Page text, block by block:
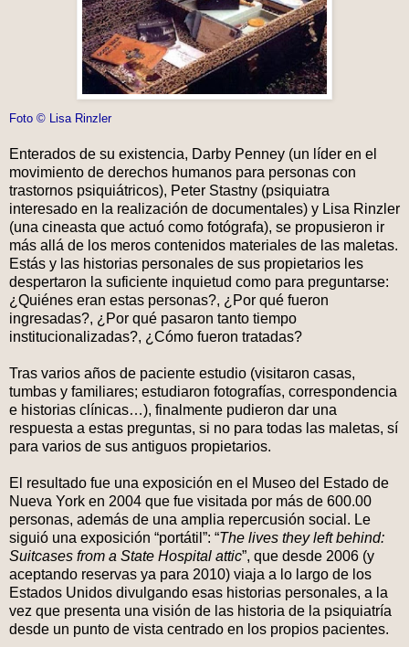
Foto © Lisa Rinzler
Enterados de su existencia, Darby Penney (un líder en el
movimiento de derechos humanos para personas con
trastornos psiquiátricos), Peter Stastny (psiquiatra
interesado en la realización de documentales) y Lisa Rinzler
(una cineasta que actuó como fotógrafa), se propusieron ir
más allá de los meros contenidos materiales de las maletas.
Estás y las historias personales de sus propietarios les
despertaron la suficiente inquietud como para preguntarse:
¿Quiénes eran estas personas?, ¿Por qué fueron
ingresadas?, ¿Por qué pasaron tanto tiempo
institucionalizadas?, ¿Cómo fueron tratadas?
Tras varios años de paciente estudio (visitaron casas,
tumbas y familiares; estudiaron fotografías, correspondencia
e historias clínicas…), finalmente pudieron dar una
respuesta a estas preguntas, si no para todas las maletas, sí
para varios de sus antiguos propietarios.
El resultado fue una exposición en el Museo del Estado de
Nueva York en 2004 que fue visitada por más de 600.00
personas, además de una amplia repercusión social. Le
siguió una exposición “portátil”: “The lives they left behind:
Suitcases from a State Hospital attic”, que desde 2006 (y
aceptando reservas ya para 2010) viaja a lo largo de los
Estados Unidos divulgando esas historias personales, a la
vez que presenta una visión de las historia de la psiquiatría
desde un punto de vista centrado en los propios pacientes.